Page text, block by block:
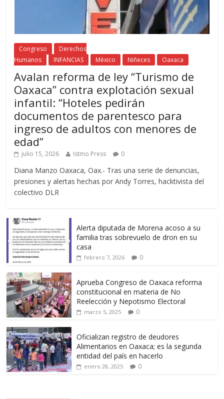
Congreso
Derechos
Humanos
INFANCIAS México Niñeces Oaxaca
Avalan reforma de ley “Turismo de
Oaxaca” contra explotación sexual
infantil: “Hoteles pedirán
documentos de parentesco para
ingreso de adultos con menores de
edad”
julio 15, 2026 Istmo Press 0
Diana Manzo Oaxaca, Oax.- Tras una serie de denuncias,
presiones y alertas hechas por Andy Torres, hacktivista del
colectivo DLR
Alerta diputada de Morena acoso a su
familia tras sobrevuelo de dron en su
casa
febrero 7, 2026 0
Aprueba Congreso de Oaxaca reforma
constitucional en materia de No
Reelección y Nepotismo Electoral
marzo 5, 2025 0
Oficializan registro de deudores
Alimentarios en Oaxaca; es la segunda
entidad del país en hacerlo
enero 28, 2025 0